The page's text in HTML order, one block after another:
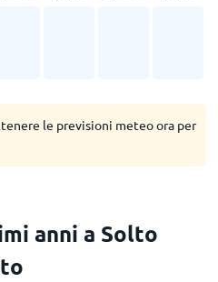
le previsioni meteo ora per
anni a Solto